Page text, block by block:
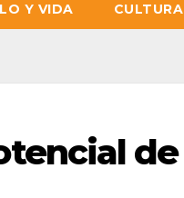
Y VIDA CULTURA
de